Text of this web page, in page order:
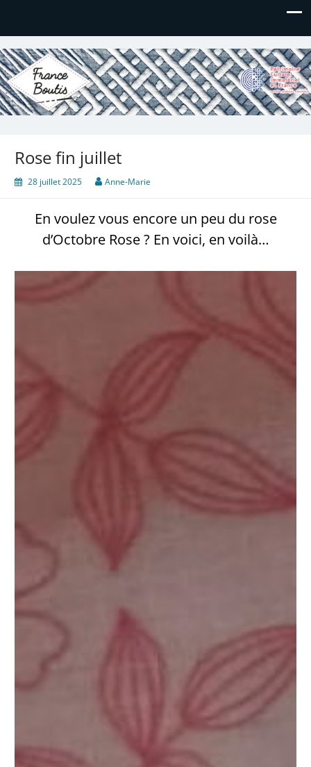
France Boutis
Le site de France Boutis
Rose fin juillet
28 juillet 2025 Anne-Marie
En voulez vous encore un peu du rose
d’Octobre Rose ? En voici, en voilà…